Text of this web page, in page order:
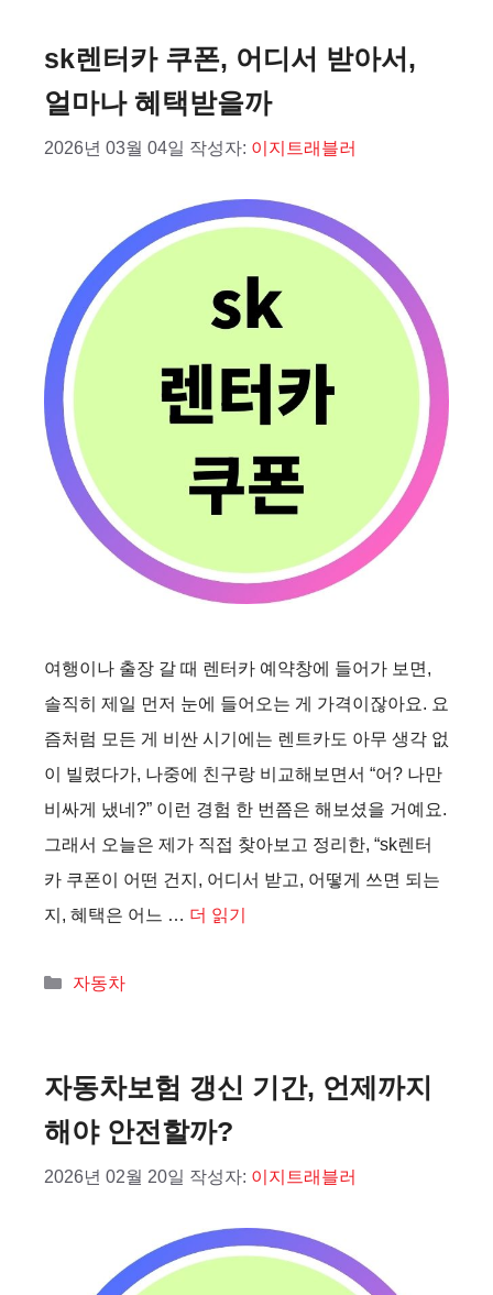
sk렌터카 쿠폰, 어디서 받아서,
얼마나 혜택받을까
2026년 03월 04일 작성자: 이지트래블러
여행이나 출장 갈 때 렌터카 예약창에 들어가 보면,
솔직히 제일 먼저 눈에 들어오는 게 가격이잖아요. 요
즘처럼 모든 게 비싼 시기에는 렌트카도 아무 생각 없
이 빌렸다가, 나중에 친구랑 비교해보면서 “어? 나만
비싸게 냈네?” 이런 경험 한 번쯤은 해보셨을 거예요.
그래서 오늘은 제가 직접 찾아보고 정리한, “sk렌터
카 쿠폰이 어떤 건지, 어디서 받고, 어떻게 쓰면 되는
지, 혜택은 어느 … 더 읽기
카
자동차
자동차보험 갱신 기간, 언제까지
해야 안전할까?
2026년 02월 20일 작성자: 이지트래블러